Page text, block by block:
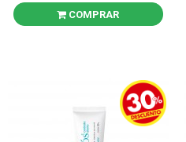
COMPRAR